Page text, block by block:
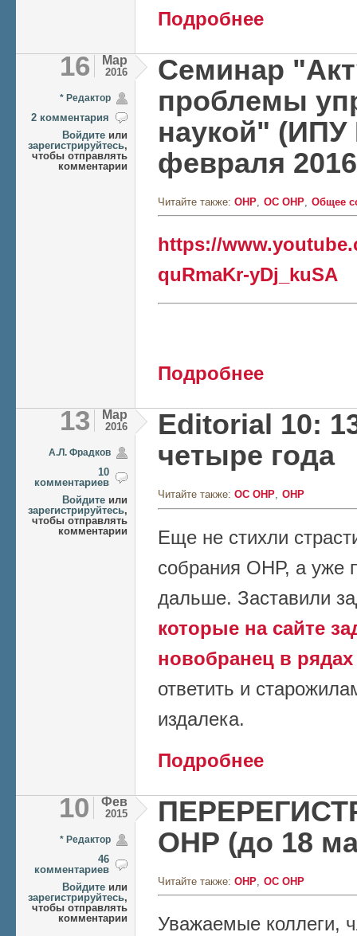
Подробнее
16 Мар
2016
* Редактор
2 комментария
Войдите или
зарегистрируйтесь,
чтобы отправлять
комментарии
Семинар
проблемы
наукой" (ИПУ
февраля
Читайте также: ОНР ОС ОНР Общее
https://
quRmaKr-yDj_kuSA
Подробнее
13 Мар
2016
А.Л. Фрадков
10
комментариев
Войдите или
зарегистрируйтесь,
чтобы отправлять
комментарии
Editorial 10:
четыре года
Читайте также: ОС ОНР ОНР
Еще не стихли
собрания ОНР, а уже
дальше. Заставили
которые на сайте
новобранец в
ответить и
издалека.
Подробнее
10 Фев
2015
* Редактор
46
комментариев
Войдите или
зарегистрируйтесь,
чтобы отправлять
комментарии
ОНР (до 18
Читайте также: ОНР ОС ОНР
Уважаемые коллеги,